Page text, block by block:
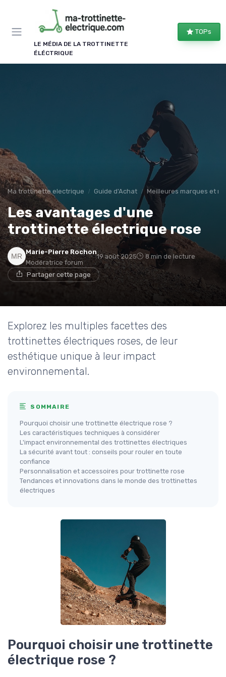
LE MÉDIA DE LA TROTTINETTE
ÉLÉCTRIQUE
TOPs
Ma trottinette electrique Guide d'Achat Meilleures marques et
Les avantages d'une
trottinette électrique rose
Marie-Pierre Rochon
Modératrice forum
19 août 2025 8 min de lecture
Partager cette page
Explorez les multiples facettes des
trottinettes électriques roses, de leur
esthétique unique à leur impact
environnemental.
SOMMAIRE
Pourquoi choisir une trottinette électrique rose ?
Les caractéristiques techniques à considérer
L'impact environnemental des trottinettes électriques
La sécurité avant tout : conseils pour rouler en toute
confiance
Personnalisation et accessoires pour trottinette rose
Tendances et innovations dans le monde des trottinettes
électriques
Pourquoi choisir une trottinette
électrique rose ?